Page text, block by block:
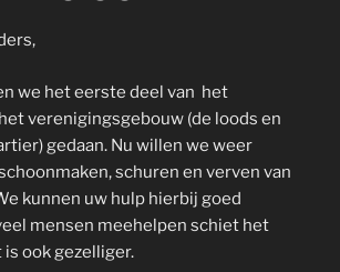
we het eerste deel van het
verenigingsgebouw (de loods en
gedaan. Nu willen we weer
schuren en verven van
kunnen uw hulp hierbij goed
mensen meehelpen schiet het
ook gezelliger.